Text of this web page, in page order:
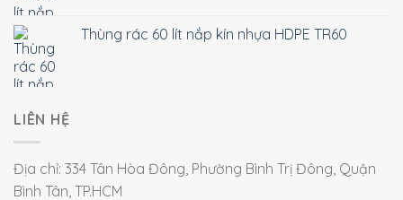
Thùng rác 60 lít nắp kín nhựa HDPE TR60
LIÊN HỆ
Địa chỉ: 334 Tân Hòa Đông, Phường Bình Trị Đông, Quận
Bình Tân, TP.HCM